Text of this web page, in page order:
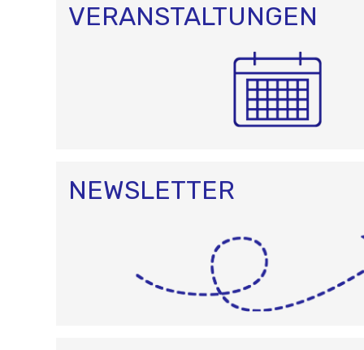
VERANSTALTUNGEN
NEWSLETTER